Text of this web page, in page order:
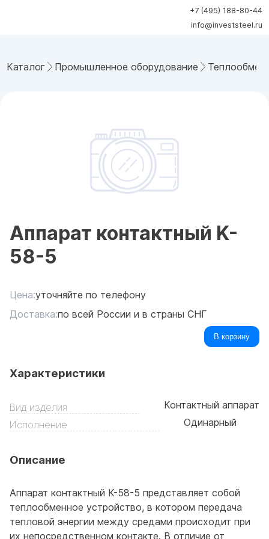
+7 (495) 188-80-44
info@investsteel.ru
Каталог Промышленное оборудование
Аппарат контактный K-
58-5
Цена:уточняйте по телефону
Доставка:по всей России и в страны СНГ
В корзину
Характеристики
Вид изделия
Контактный аппарат
Исполнение
Одинарный
Описание
Аппарат контактный K-58-5 представляет собой
теплообменное устройство, в котором передача
тепловой энергии между средами происходит при
их непосредственном контакте. В отличие от